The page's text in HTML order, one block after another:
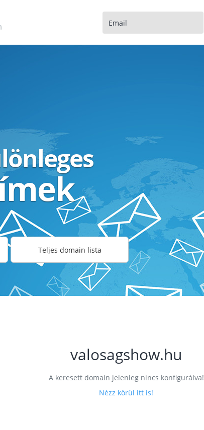
Teljes domain lista
valosagshow.hu
A keresett domain jelenleg nincs konfigurálva!
Nézz körül itt is!